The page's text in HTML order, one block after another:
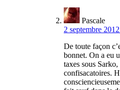
Pascale
2 septembre
De toute façon
bonnet. On a eu
taxes sous
confisacatoires.